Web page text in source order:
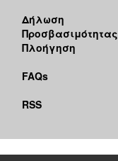
Δήλωση
Προσβασιμότητας
Πλοήγηση
FAQs
RSS